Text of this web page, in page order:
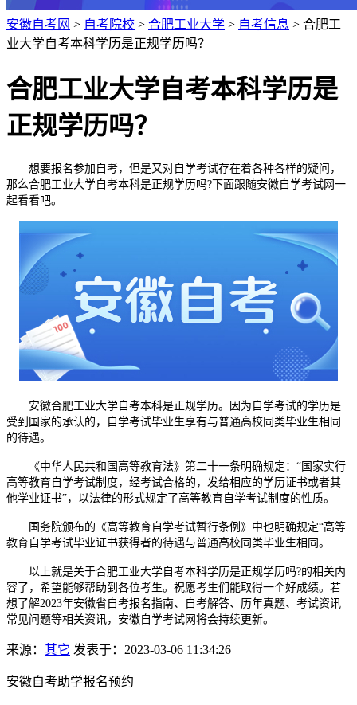
安徽自考网 > 自考院校 > 合肥工业大学 > 自考信息 > 合肥工
业大学自考本科学历是正规学历吗？
合肥工业大学自考本科学历是
正规学历吗？
想要报名参加自考，但是又对自学考试存在着各种各样的疑问，
那么合肥工业大学自考本科是正规学历吗?下面跟随安徽自学考试网一
起看看吧。
安徽合肥工业大学自考本科是正规学历。因为自学考试的学历是
受到国家的承认的，自学考试毕业生享有与普通高校同类毕业生相同
的待遇。
《中华人民共和国高等教育法》第二十一条明确规定：“国家实行
高等教育自学考试制度，经考试合格的，发给相应的学历证书或者其
他学业证书”，以法律的形式规定了高等教育自学考试制度的性质。
国务院颁布的《高等教育自学考试暂行条例》中也明确规定“高等
教育自学考试毕业证书获得者的待遇与普通高校同类毕业生相同。
以上就是关于合肥工业大学自考本科学历是正规学历吗?的相关内
容了，希望能够帮助到各位考生。祝愿考生们能取得一个好成绩。若
想了解2023年安徽省自考报名指南、自考解答、历年真题、考试资讯
常见问题等相关资讯，安徽自学考试网将会持续更新。
来源： 其它 发表于：2023-03-06 11:34:26
安徽自考助学报名预约